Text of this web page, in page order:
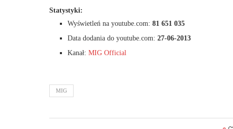
Statystyki:
Wyświetleń na youtube.com: 81 651 035
Data dodania do youtube.com: 27-06-2013
Kanał: MIG Official
MIG